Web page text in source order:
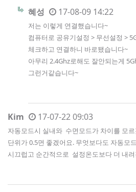
혜성 17-08-09 14:22
저는 이렇게 연결했습니다~
컴퓨터로 공유기설정 > 무선설정 >
체크하고 연결하니 바로됐습니다~
아무리 2.4Ghz로해도 잘안되는게
그런거같습니다~
Kim 17-07-22 09:03
자동모드시 실내와 수면모드가 차이를 모
단위가 0.5면 좋겠어요. 무엇보다도 자동모
시끄럽고 순간적으로 설정온도보다 더 내